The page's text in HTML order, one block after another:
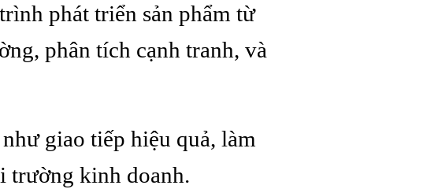
phát triển sản phẩm từ
phân tích cạnh tranh, và
giao tiếp hiệu quả, làm
trường kinh doanh.